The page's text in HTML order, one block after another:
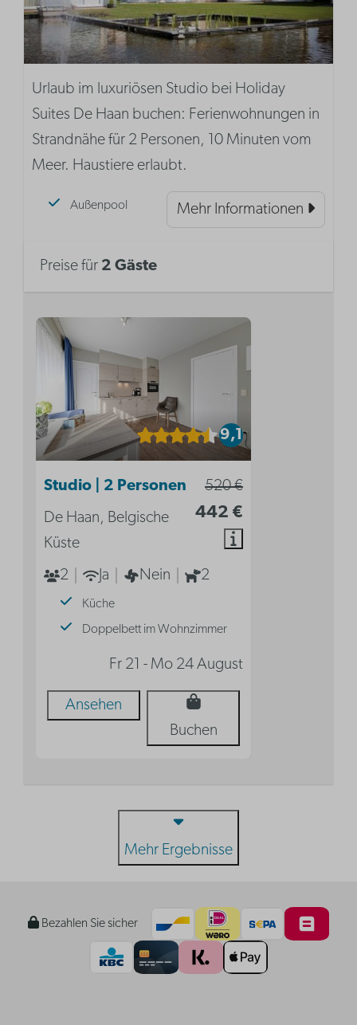
Urlaub im luxuriösen Studio bei Holiday
Suites De Haan buchen: Ferienwohnungen in
Strandnähe für 2 Personen, 10 Minuten vom
Meer. Haustiere erlaubt.
Außenpool Mehr Informationen
Preise für 2 Gäste
9,1
520 €
442 €
Studio | 2 Personen
De Haan, Belgische
Küste
2
Ja Nein 2
Küche
Doppelbett im Wohnzimmer
Fr 21 - Mo 24 August
Ansehen
Buchen
Mehr Ergebnisse
Bezahlen Sie sicher